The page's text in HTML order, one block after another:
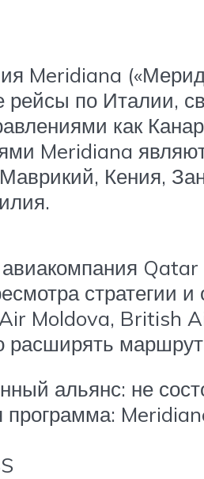
Meridiana
рейсы по Италии,
как
Meridiana
Кения,
стратегии
Moldova, British
расширять
альянс: не